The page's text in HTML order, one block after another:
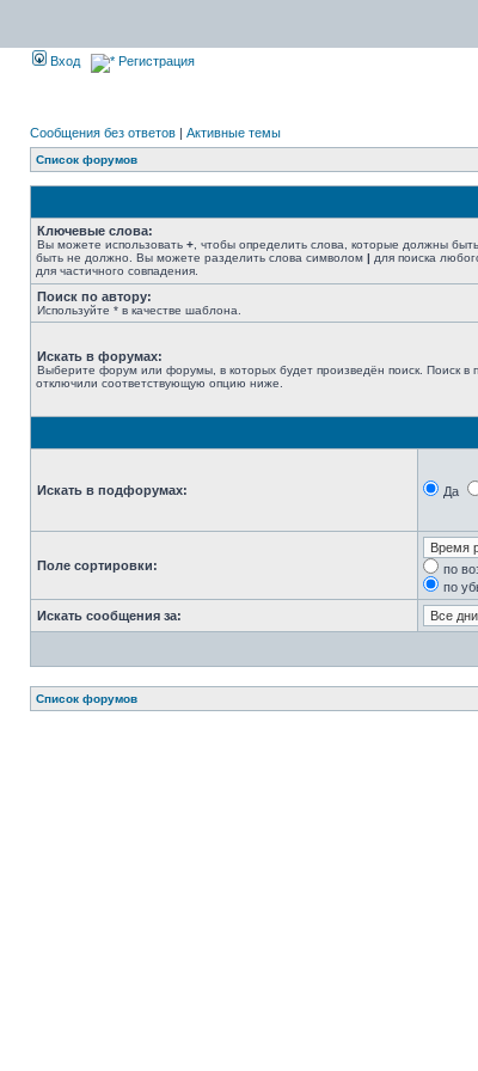
Вход Регистрация
Сообщения без ответов | Активные темы
Список форумов
Ключевые слова:
Вы можете использовать + , чтобы определить слова, которые должны
быть не должно. Вы можете разделить слова символом | для поиска
для частичного совпадения.
Поиск по автору:
Используйте * в качестве шаблона.
Искать в форумах:
Выберите форум или форумы, в которых будет произведён поиск. Поиск в
отключили соответствующую опцию ниже.
Искать в подфорумах: Да
Поле сортировки:
по
по
Искать сообщения за:
Список форумов